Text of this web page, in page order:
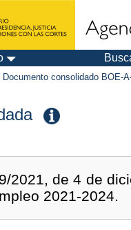
Documento consolidado BOE-
2021, de 4 de
2021-2024.